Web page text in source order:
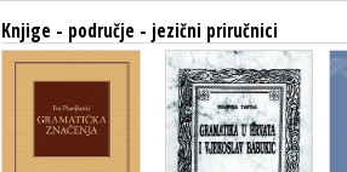
Knjige - područje - jezični priručnici